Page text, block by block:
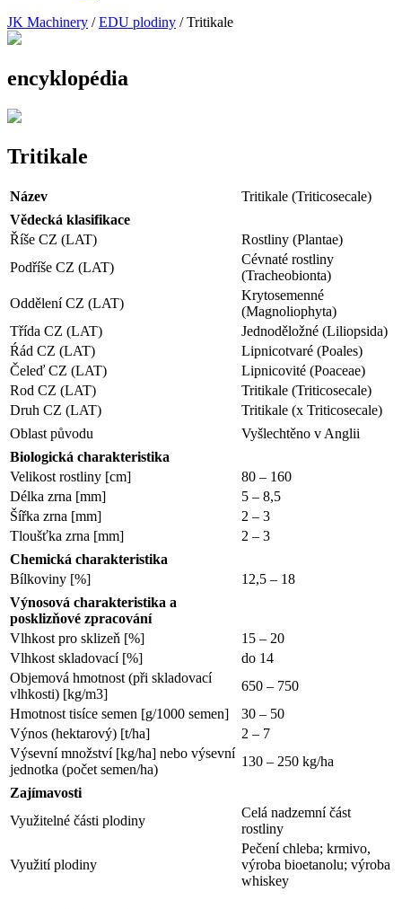
JK Machinery /EDU plodiny /Tritikale
encyklopédia
Tritikale
Název
Tritikale (Triticosecale)
Vědecká klasifikace
Říše CZ (LAT)
Rostliny (Plantae)
Podříše CZ (LAT)
Cévnaté rostliny
(Tracheobionta)
Oddělení CZ (LAT)
Krytosemenné
(Magnoliophyta)
Třída CZ (LAT)
Jednoděložné (Liliopsida)
Ŕád CZ (LAT)
Lipnicotvaré (Poales)
Čeleď CZ (LAT)
Lipnicovité (Poaceae)
Rod CZ (LAT)
Tritikale (Triticosecale)
Druh CZ (LAT)
Tritikale (x Triticosecale)
Oblast původu
Vyšlechtěno v Anglii
Biologická charakteristika
Velikost rostliny [cm]
80 – 160
Délka zrna [mm]
5 – 8,5
Šířka zrna [mm]
2 – 3
Tloušťka zrna [mm]
2 – 3
Chemická charakteristika
Bílkoviny [%]
12,5 – 18
Výnosová charakteristika a
posklizňové zpracování
Vlhkost pro sklizeň [%]
15 – 20
Vlhkost skladovací [%]
do 14
Objemová hmotnost (při skladovací
vlhkosti) [kg/m3]
650 – 750
Hmotnost tisíce semen [g/1000 semen]
30 – 50
Výnos (hektarový) [t/ha]
2 – 7
Výsevní množství [kg/ha] nebo výsevní
jednotka (počet semen/ha)
130 – 250 kg/ha
Zajímavosti
Využitelné části plodiny
Celá nadzemní část
rostliny
Využití plodiny
Pečení chleba; krmivo,
výroba bioetanolu; výroba
whiskey